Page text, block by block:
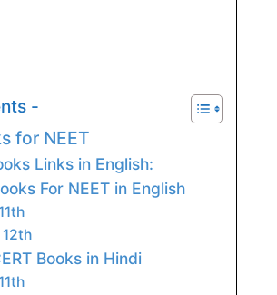
-
for NEET
Links in English:
For NEET in English
12th
Books in Hindi